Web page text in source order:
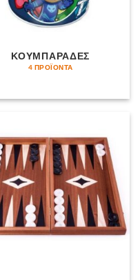
ΚΟΥΜΠΑΡΑΔΕΣ
4 ΠΡΟΪΌΝΤΑ